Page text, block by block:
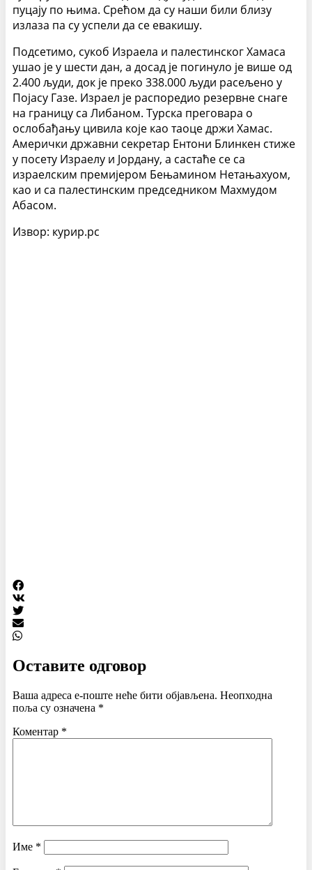
пуцају по њима. Срећом да су наши били близу
излаза па су успели да се евакишу.
Подсетимо, сукоб Израела и палестинског Хамаса
ушао је у шести дан, а досад је погинуло је више од
2.400 људи, док је преко 338.000 људи расељено у
Појасу Газе. Израел је распоредио резервне снаге
на границу са Либаном. Турска преговара о
ослобађању цивила које као таоце држи Хамас.
Амерички државни секретар Ентони Блинкен стиже
у посету Израелу и Јордану, а састаће се са
израелским премијером Бењамином Нетањахуом,
као и са палестинским председником Махмудом
Абасом.
Извор: курир.рс
Оставите одговор
Ваша адреса е-поште неће бити објављена. Неопходна
поља су означена *
Коментар *
Име *